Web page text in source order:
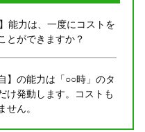
能力は、一度にコストを
とができますか？
】の能力は「○○時」のタ
け発動します。コストも
せん。